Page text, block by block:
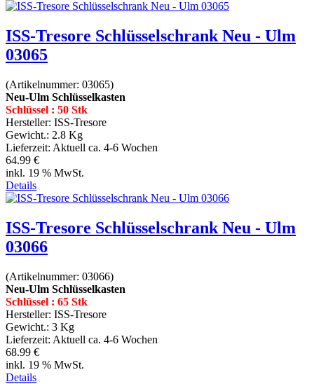
ISS-Tresore Schlüsselschrank Neu - Ulm
03065
(Artikelnummer: 03065)
Neu-Ulm Schlüsselkasten
Schlüssel : 50 Stk
Hersteller: ISS-Tresore
Gewicht.: 2.8 Kg
Lieferzeit: Aktuell ca. 4-6 Wochen
64.99 €
inkl. 19 % MwSt.
Details
ISS-Tresore Schlüsselschrank Neu - Ulm
03066
(Artikelnummer: 03066)
Neu-Ulm Schlüsselkasten
Schlüssel : 65 Stk
Hersteller: ISS-Tresore
Gewicht.: 3 Kg
Lieferzeit: Aktuell ca. 4-6 Wochen
68.99 €
inkl. 19 % MwSt.
Details